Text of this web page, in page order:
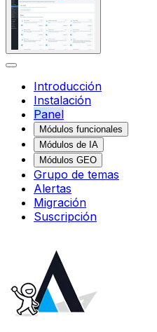
Introducción
Instalación
Panel
Módulos funcionales
Módulos de IA
Módulos GEO
Grupo de temas
Alertas
Migración
Suscripción